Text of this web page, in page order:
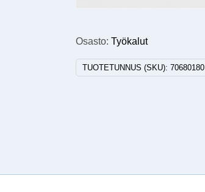
Osasto:Työkalut
TUOTETUNNUS (SKU):70680180